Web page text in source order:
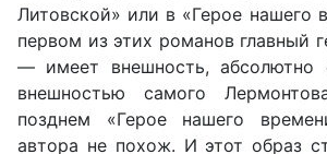
Литовской» или в «Герое нашего
первом из этих романов главный
— имеет внешность, абсолютно
внешностью самого
позднем «Герое нашего
автора не похож. И этот образ